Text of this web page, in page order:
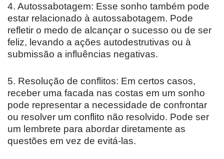
4. Autossabotagem: Esse sonho também pode
estar relacionado à autossabotagem. Pode
refletir o medo de alcançar o sucesso ou de ser
feliz, levando a ações autodestrutivas ou à
submissão a influências negativas.
5. Resolução de conflitos: Em certos casos,
receber uma facada nas costas em um sonho
pode representar a necessidade de confrontar
ou resolver um conflito não resolvido. Pode ser
um lembrete para abordar diretamente as
questões em vez de evitá-las.